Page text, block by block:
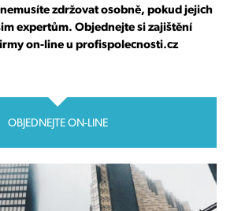
zdržovat osobně, pokud jejich
expertům. Objednejte si zajištění
on-line u profispolecnosti.cz
OBJEDNEJTE ON-LINE